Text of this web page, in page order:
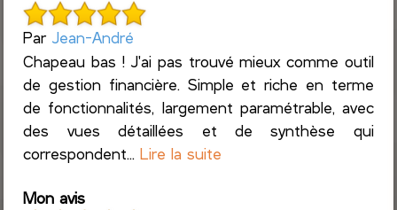
Par Jean-André
Chapeau bas ! J'ai pas trouvé mieux comme outil
de gestion financière. Simple et riche en terme
de fonctionnalités, largement paramétrable, avec
des vues détaillées et de synthèse qui
correspondent...Lire la suite
Mon avis